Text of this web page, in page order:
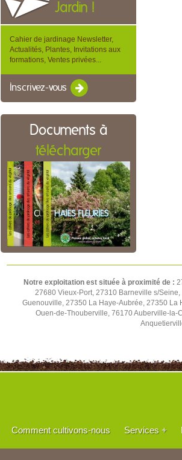
Jardin !
Cahier de jardinage Newsletter,
Actualités, Plantes, Invitations aux
formations, Ventes privées...
Inscrivez-vous
Documents à
télécharger
Notre exploitation est située à proximité de :
27680 Vieux-Port, 27310 Barneville s/
Guenouville, 27350 La Haye-Aubrée, 27350
Ouen-de-Thouberville, 76170 Auberville-
Comment cultivons-nous Services +